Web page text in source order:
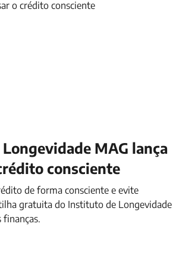
MAG lança cartilha de crédito
MAG lança
consciente
de forma consciente e evite
gratuita do Instituto de Longevidade
finanças.